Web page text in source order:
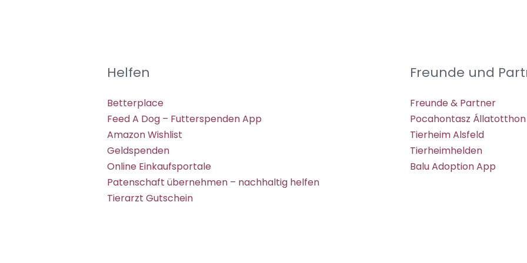
Helfen
Betterplace
Feed A Dog – Futterspenden App
Amazon Wishlist
Geldspenden
Online Einkaufsportale
Patenschaft übernehmen – nachhaltig helfen
Tierarzt Gutschein
Freunde und
Freunde & Partner
Pocahontasz Állatotthon
Tierheim Alsfeld
Tierheimhelden
Balu Adoption App